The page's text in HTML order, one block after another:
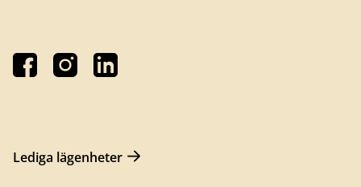
Lediga lägenheter